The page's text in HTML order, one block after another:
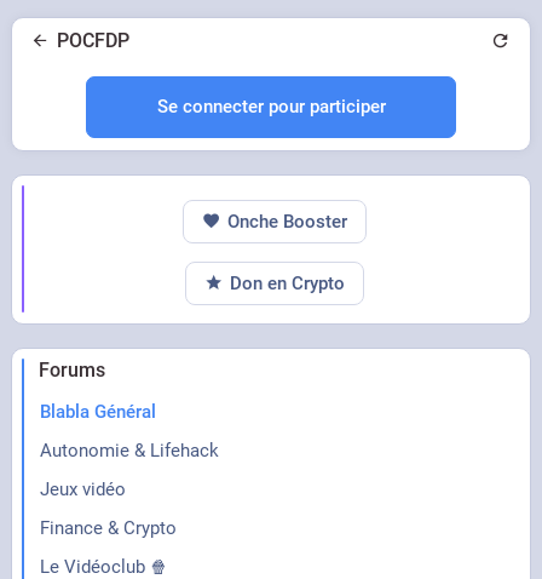
STREAMABLE
#seal
POCFDP
Se connecter pour participer
Forums
Blabla Général
Autonomie & Lifehack
Jeux vidéo
Finance & Crypto
Le Vidéoclub 🍿
Onche Booster
Don en Crypto